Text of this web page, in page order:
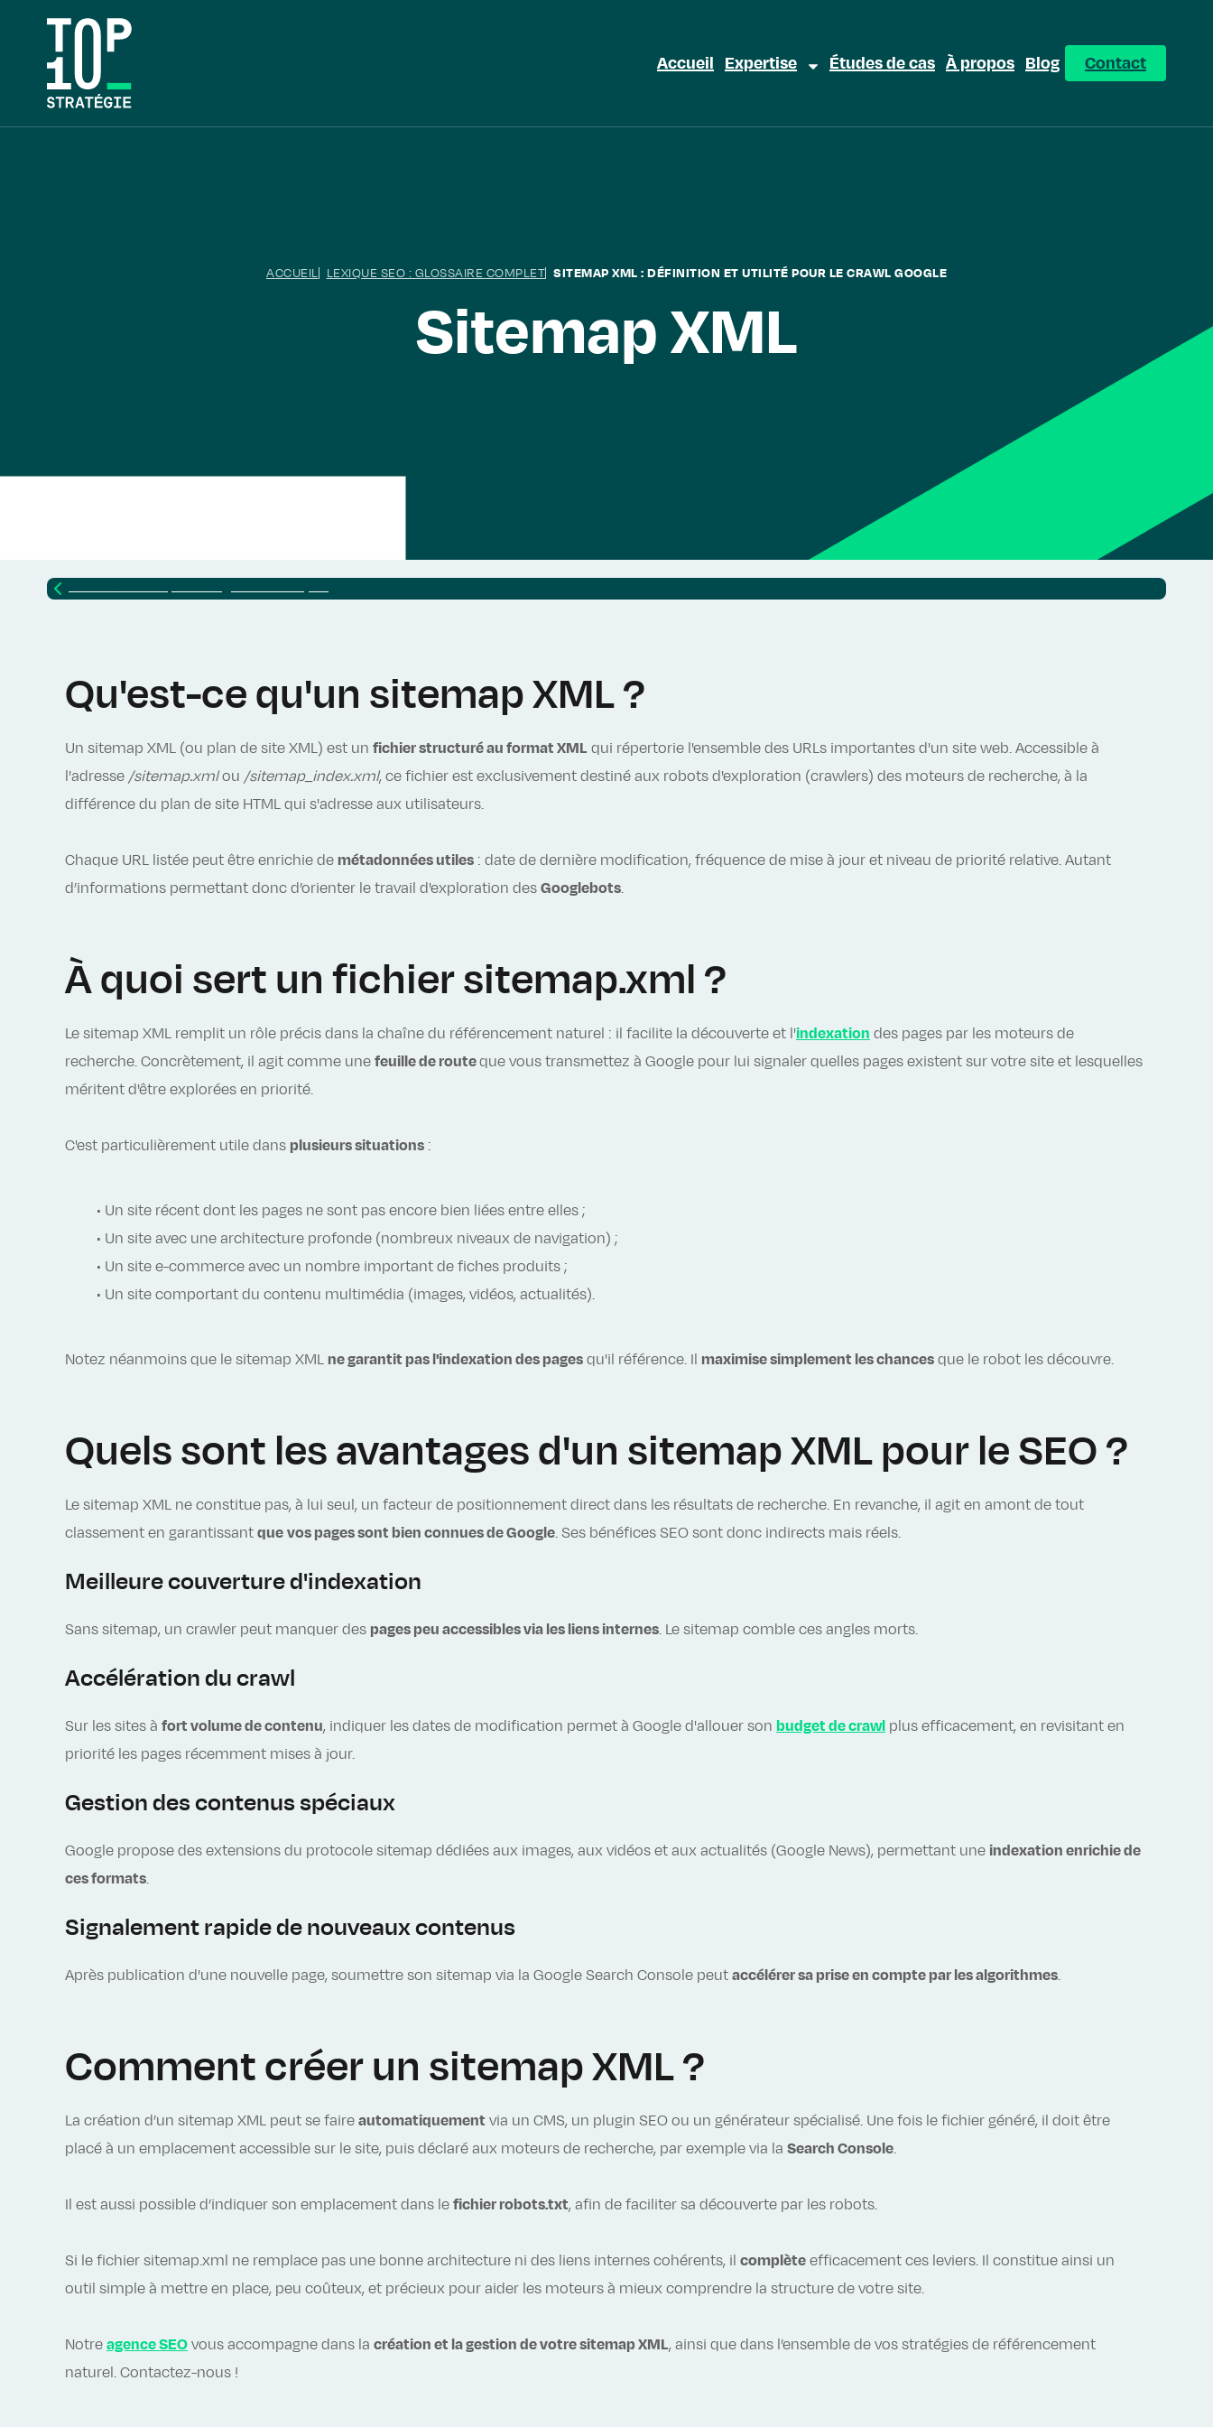
Accueil Expertise Études de cas À propos Blog Contact
ACCUEIL LEXIQUE SEO : GLOSSAIRE COMPLET SITEMAP XML : DÉFINITION ET UTILITÉ POUR LE CRAWL GOOGLE
Sitemap XML
Qu'est-ce qu'un sitemap XML ?
Un sitemap XML (ou plan de site XML) est un fichier structuré au format XMLqui répertorie l'ensemble des URLs importantes d'un site web. Accessible à
l'adresse /sitemap.xmlou /sitemap_index.xml, ce fichier est exclusivement destiné aux robots d'exploration (crawlers) des moteurs de recherche, à la
différence du plan de site HTML qui s'adresse aux utilisateurs.
Chaque URL listée peut être enrichie de métadonnées utiles: date de dernière modification, fréquence de mise à jour et niveau de priorité relative. Autant
d’informations permettant donc d’orienter le travail d'exploration des Googlebots.
À quoi sert un fichier sitemap.xml ?
Le sitemap XML remplit un rôle précis dans la chaîne du référencement naturel : il facilite la découverte et l'indexation des pages par les moteurs de
recherche. Concrètement, il agit comme une feuille de routeque vous transmettez à Google pour lui signaler quelles pages existent sur votre site et lesquelles
méritent d'être explorées en priorité.
C'est particulièrement utile dans plusieurs situations:
• Un site récent dont les pages ne sont pas encore bien liées entre elles ;
• Un site avec une architecture profonde (nombreux niveaux de navigation) ;
• Un site e-commerce avec un nombre important de fiches produits ;
• Un site comportant du contenu multimédia (images, vidéos, actualités).
Notez néanmoins que le sitemap XML ne garantit pas l'indexation des pagesqu'il référence. Il maximise simplement les chancesque le robot les découvre.
Quels sont les avantages d'un sitemap XML pour le SEO ?
Le sitemap XML ne constitue pas, à lui seul, un facteur de positionnement direct dans les résultats de recherche. En revanche, il agit en amont de tout
classement en garantissant que vos pages sont bien connues de Google. Ses bénéfices SEO sont donc indirects mais réels.
Meilleure couverture d'indexation
Sans sitemap, un crawler peut manquer des pages peu accessibles via les liens internes. Le sitemap comble ces angles morts.
Accélération du crawl
Sur les sites à fort volume de contenu, indiquer les dates de modification permet à Google d'allouer son budget de crawl plus efficacement, en revisitant en
priorité les pages récemment mises à jour.
Gestion des contenus spéciaux
Google propose des extensions du protocole sitemap dédiées aux images, aux vidéos et aux actualités (Google News), permettant une indexation enrichie de
ces formats.
Signalement rapide de nouveaux contenus
Après publication d'une nouvelle page, soumettre son sitemap via la Google Search Console peut accélérer sa prise en compte par les algorithmes.
Comment créer un sitemap XML ?
La création d’un sitemap XML peut se faire automatiquement via un CMS, un plugin SEO ou un générateur spécialisé. Une fois le fichier généré, il doit être
placé à un emplacement accessible sur le site, puis déclaré aux moteurs de recherche, par exemple via la Search Console.
Il est aussi possible d’indiquer son emplacement dans le fichier robots.txt, afin de faciliter sa découverte par les robots.
Si le fichier sitemap.xml ne remplace pas une bonne architecture ni des liens internes cohérents, il complèteefficacement ces leviers. Il constitue ainsi un
outil simple à mettre en place, peu coûteux, et précieux pour aider les moteurs à mieux comprendre la structure de votre site.
Notre agence SEOvous accompagne dans la création et la gestion de votre sitemap XML, ainsi que dans l’ensemble de vos stratégies de référencement
naturel. Contactez-nous !